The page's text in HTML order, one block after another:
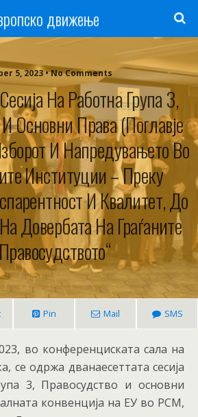
движење
5, 2023 • No Comments
На Работна Група 3,
Основни Права (Поглавје
И Напредувањето Во
Институции – Преку
И Квалитет, До
Довербата На Граѓаните
Pin Mail SMS
во конференциската сала на
се одржа дванаесеттата сесија
3, Правосудство и основни
конвенција на ЕУ во РСМ,